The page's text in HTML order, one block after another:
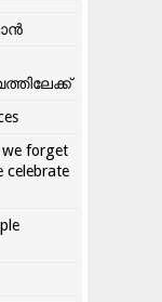
we forget
celebrate